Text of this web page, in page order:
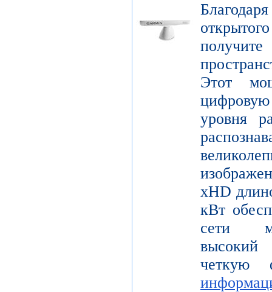
Этот
уровня
xHD
кВт
сети
высокий
четкую